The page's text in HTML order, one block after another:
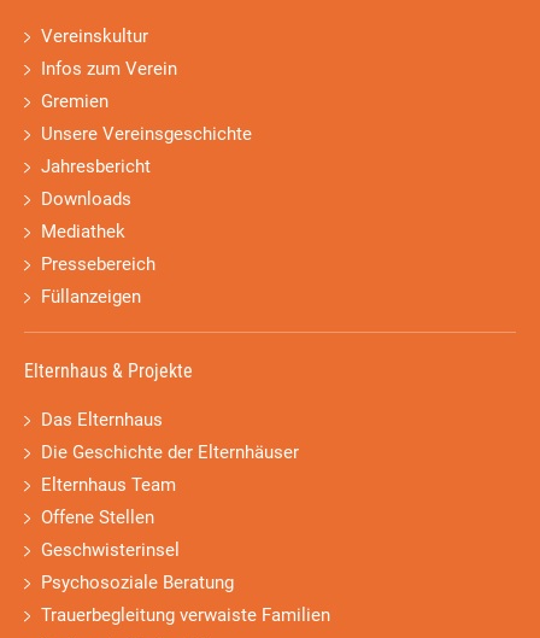
Vereinskultur
Infos zum Verein
Gremien
Unsere Vereinsgeschichte
Jahresbericht
Downloads
Mediathek
Pressebereich
Füllanzeigen
Elternhaus & Projekte
Das Elternhaus
Die Geschichte der Elternhäuser
Elternhaus Team
Offene Stellen
Geschwisterinsel
Psychosoziale Beratung
Trauerbegleitung verwaiste Familien